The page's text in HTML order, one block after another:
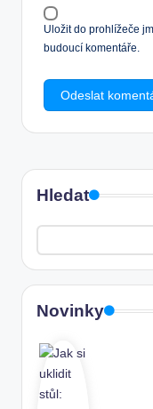
Uložit do prohlížeče
budoucí komentáře.
Hledat
Novinky